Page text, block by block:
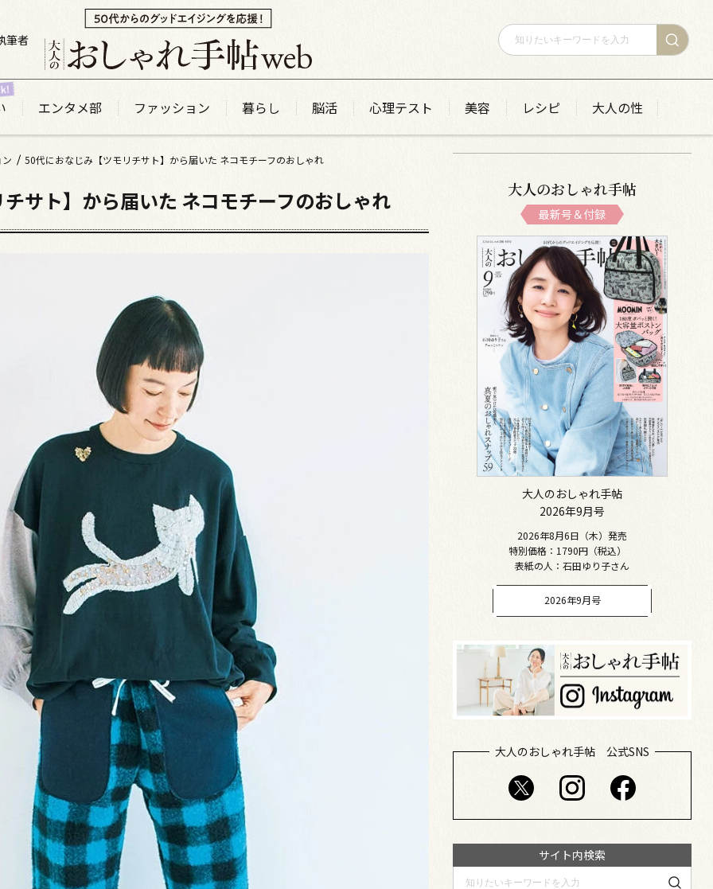
筆者
エンタメ部 ファッション 暮らし 脳活 心理テスト 美容 レシピ 大人の性
50代におなじみ【ツモリチサト】から届いた ネコモチーフのおしゃれ
サト】から届いた ネコモチーフのおしゃれ 大人のおしゃれ手帖
最新号＆付録
大人のおしゃれ手帖
2026年9月号
2026年8月6日（木）発売
特別価格：1790円（税込）
表紙の人：石田ゆり子さん
2026年9月号
大人のおしゃれ手帖 公式SNS
サイト内検索